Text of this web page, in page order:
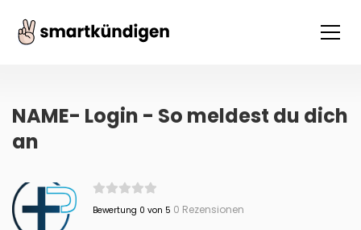
NAME- Login - So meldest du dich
an
Bewertung 0 von 5 0 Rezensionen